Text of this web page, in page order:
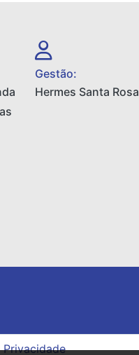
Gestão:
Hermes Santa Rosa